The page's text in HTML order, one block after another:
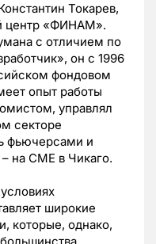
Токарев,
центр «ФИНАМ».
с отличием по
он с 1996
фондовом
опыт работы
управлял
секторе
фьючерсами и
на CME в Чикаго.
широкие
которые, однако,